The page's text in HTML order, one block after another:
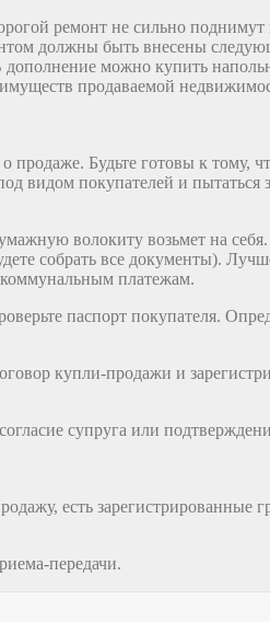
ремонт не сильно
должны быть внесены
можно купить
продаваемой
продаже. Будьте готовы к тому,
видом покупателей и
волокиту возьмет на
собрать все документы).
коммунальным платежам.
паспорт покупателя.
купли-продажи и
супруга или
есть зарегистрированные
передачи.